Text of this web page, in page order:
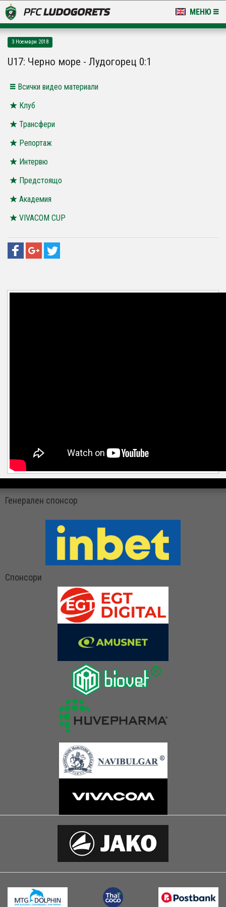
МЕНЮ
LUDOGORETS TV
СТАДИОН & БАЗИ
КЛУБ
ЗА ФЕНОВЕ
3 Ноември 2018
U17: Черно море - Лудогорец 0:1
Всички видео материали
Клуб
Трансфери
Репортаж
Интервю
Предстоящо
Академия
VIVACOM CUP
Генерален спонсор
Спонсори